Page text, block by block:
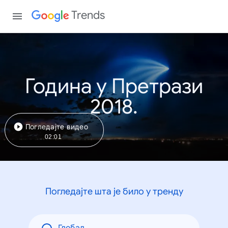
Trends
Година у Претрази
2018.
Погледајте видео
02:01
Погледајте шта је било у тренду